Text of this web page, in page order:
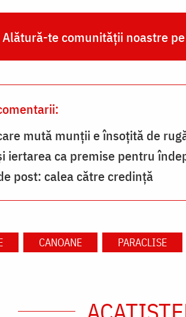
Alătură-te comunității noastre pe
mută munții e însoțită de
iertarea ca premise pentru
post: calea către credință
CANOANE PARACLISE